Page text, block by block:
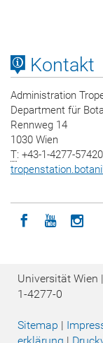
Kontakt
Administration
Department für
Rennweg 14
1030 Wien
T: +43-1-4277-57420
IconIcon
Universität Wien
1-4277-0
Sitemap |
erklärung |